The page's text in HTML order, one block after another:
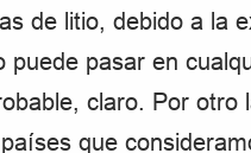
de litio, debido a la
puede pasar en
claro. Por
que